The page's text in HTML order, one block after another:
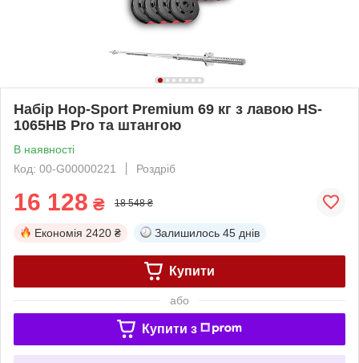
Набір Hop-Sport Premium 69 кг з лавою HS-
1065HB Pro та штангою
В наявності
Код: 00-G00000221
Роздріб
16 128 ₴ 18 548 ₴
Економія 2420 ₴ Залишилось 45 днів
Купити
або
Купити з